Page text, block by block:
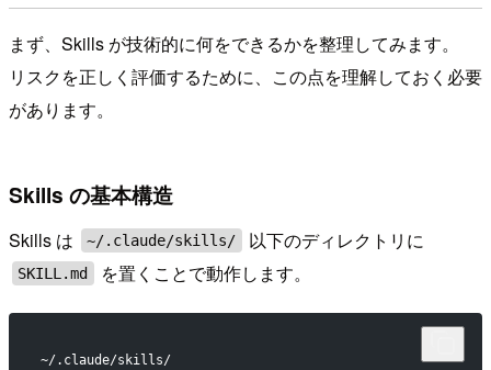
まず、Skills が技術的に何をできるかを整理してみます。
リスクを正しく評価するために、この点を理解しておく必要
があります。
Skills の基本構造
Skills は ~/.claude/skills/ 以下のディレクトリに
SKILL.md を置くことで動作します。
~/.claude/skills/